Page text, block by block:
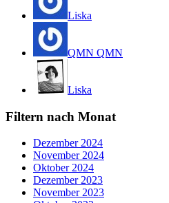
Liska
QMN QMN
Liska
Filtern nach Monat
Dezember 2024
November 2024
Oktober 2024
Dezember 2023
November 2023